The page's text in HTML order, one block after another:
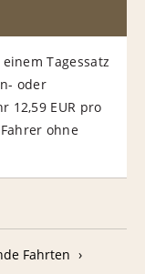
Tagessatz
oder
12,59 EUR pro
ohne
Fahrten